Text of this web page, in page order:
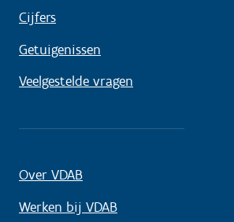
Cijfers
Getuigenissen
Veelgestelde vragen
Over VDAB
Werken bij VDAB